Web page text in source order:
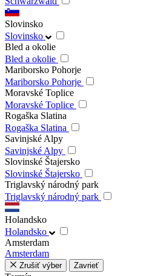
Slovinsko
Slovinsko
Bled a okolie
Bled a okolie
Mariborsko Pohorje
Mariborsko Pohorje
Moravské Toplice
Moravské Toplice
Rogaška Slatina
Rogaška Slatina
Savinjské Alpy
Savinjské Alpy
Slovinské Štajersko
Slovinské Štajersko
Triglavský národný park
Triglavský národný park
Holandsko
Holandsko
Amsterdam
Amsterdam
Zrušiť výber Zavrieť